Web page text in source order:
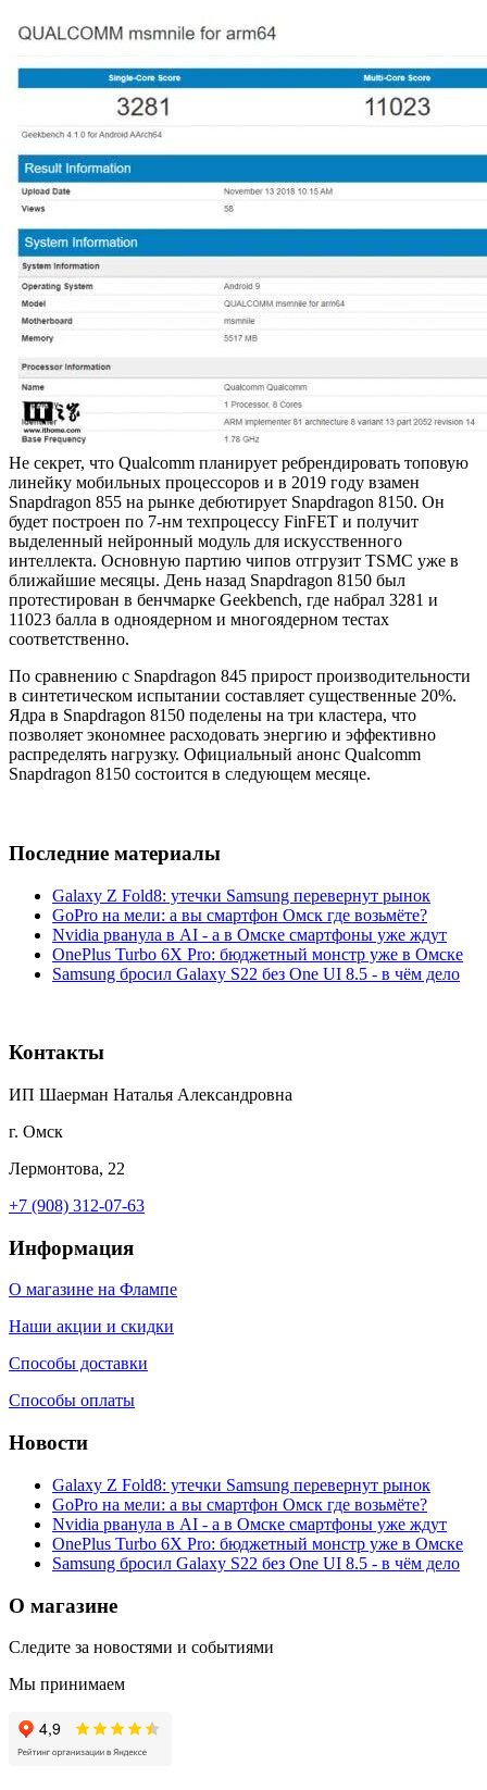
Не секрет, что Qualcomm планирует ребрендировать топовую
линейку мобильных процессоров и в 2019 году взамен
Snapdragon 855 на рынке дебютирует Snapdragon 8150. Он
будет построен по 7-нм техпроцессу FinFET и получит
выделенный нейронный модуль для искусственного
интеллекта. Основную партию чипов отгрузит TSMC уже в
ближайшие месяцы. День назад Snapdragon 8150 был
протестирован в бенчмарке Geekbench, где набрал 3281 и
11023 балла в одноядерном и многоядерном тестах
соответственно.
По сравнению с Snapdragon 845 прирост производительности
в синтетическом испытании составляет существенные 20%.
Ядра в Snapdragon 8150 поделены на три кластера, что
позволяет экономнее расходовать энергию и эффективно
распределять нагрузку. Официальный анонс Qualcomm
Snapdragon 8150 состоится в следующем месяце.
Последние материалы
Galaxy Z Fold8: утечки Samsung перевернут рынок
GoPro на мели: а вы смартфон Омск где возьмёте?
Nvidia рванула в AI - а в Омске смартфоны уже ждут
OnePlus Turbo 6X Pro: бюджетный монстр уже в Омске
Samsung бросил Galaxy S22 без One UI 8.5 - в чём дело
Контакты
ИП Шаерман Наталья Александровна
г. Омск
Лермонтова, 22
+7 (908) 312-07-63
Информация
О магазине на Флампе
Наши акции и скидки
Способы доставки
Способы оплаты
Новости
Galaxy Z Fold8: утечки Samsung перевернут рынок
GoPro на мели: а вы смартфон Омск где возьмёте?
Nvidia рванула в AI - а в Омске смартфоны уже ждут
OnePlus Turbo 6X Pro: бюджетный монстр уже в Омске
Samsung бросил Galaxy S22 без One UI 8.5 - в чём дело
О магазине
Следите за новостями и событиями
Мы принимаем